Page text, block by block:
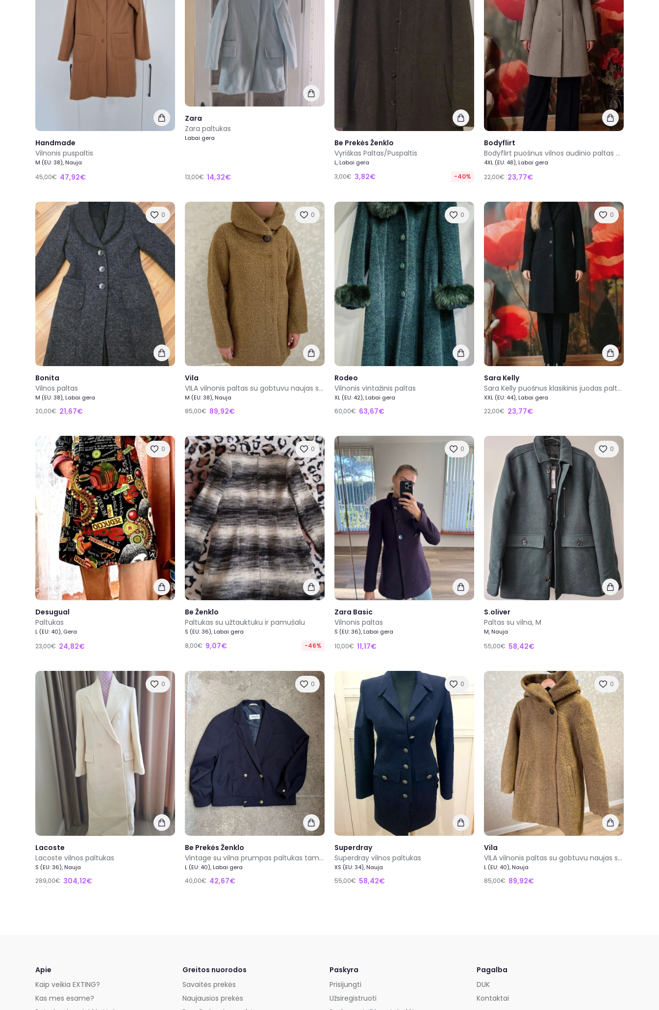
Handmade
Vilnonis puspaltis
M (EU: 38), Nauja
45,00€ 47,92€
Zara
Zara paltukas
Labai gera
13,00€ 14,32€
Be Prekės Ženklo
Vyriškas Paltas/Puspaltis
L, Labai gera
3,00€ 3,82€ -40%
Bodyflirt
Bodyflirt puošnus vilnos audinio paltas pavasariui
4XL (EU: 48), Labai gera
22,00€ 23,77€
0
Bonita
Vilnos paltas
M (EU: 38), Labai gera
20,00€ 21,67€
0
Vila
VILA vilnonis paltas su gobtuvu naujas su etikete dydis 38/M
M (EU: 38), Nauja
85,00€ 89,92€
0
Rodeo
Vilnonis vintažinis paltas
XL (EU: 42), Labai gera
60,00€ 63,67€
0
Sara Kelly
Sara Kelly puošnus klasikinis juodas paltas
XXL (EU: 44), Labai gera
22,00€ 23,77€
0
Desugual
Paltukas
L (EU: 40), Gera
23,00€ 24,82€
0
Be Ženklo
Paltukas su užtauktuku ir pamušalu
S (EU: 36), Labai gera
8,00€ 9,07€ -46%
0
Zara Basic
Vilnonis paltas
S (EU: 36), Labai gera
10,00€ 11,17€
0
S.oliver
Paltas su vilna, M
M, Nauja
55,00€ 58,42€
0
Lacoste
Lacoste vilnos paltukas
S (EU: 36), Nauja
289,00€ 304,12€
0
Be Prekės Ženklo
Vintage su vilna prumpas paltukas tamsiai mėlynas unikalus
L (EU: 40), Labai gera
40,00€ 42,67€
0
Superdray
Superdray vilnos paltukas
XS (EU: 34), Nauja
55,00€ 58,42€
0
Vila
VILA vilnonis paltas su gobtuvu naujas su etikete dydis 40/L
L (EU: 40), Nauja
85,00€ 89,92€
Apie
Kaip veikia EXTING?
Kas mes esame?
Greitos nuorodos
Savaitės prekės
Naujausios prekės
Paskyra
Prisijungti
Užsiregistruoti
Pagalba
DUK
Kontaktai